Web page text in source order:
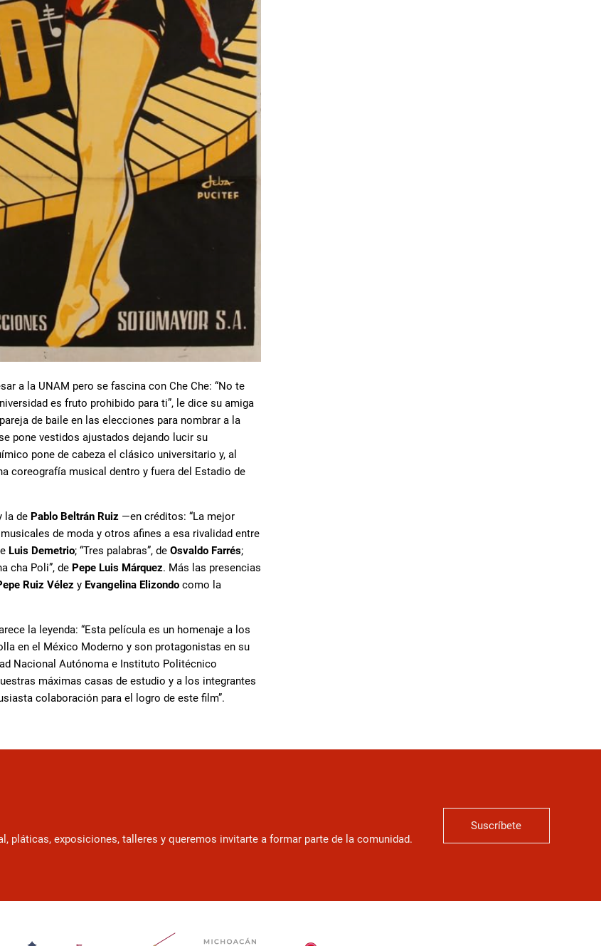
a la UNAM pero se fascina con Che Che: “No te
es fruto prohibido para ti”, le dice su amiga
de baile en las elecciones para nombrar a la
pone vestidos ajustados dejando lucir su
pone de cabeza el clásico universitario y, al
coreografía musical dentro y fuera del Estadio de
la de Pablo Beltrán Ruiz —en créditos: “La mejor
de moda y otros afines a esa rivalidad entre
Luis Demetrio; “Tres palabras”, de Osvaldo Farrés;
cha Poli”, de Pepe Luis Márquez. Más las presencias
Ruiz Vélez y Evangelina Elizondo como la
la leyenda: “Esta película es un homenaje a los
en el México Moderno y son protagonistas en su
Nacional Autónoma e Instituto Politécnico
máximas casas de estudio y a los integrantes
colaboración para el logro de este film”.
pláticas, exposiciones, talleres y queremos invitarte a formar parte de la comunidad.
Suscríbete